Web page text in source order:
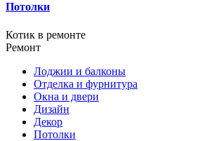
Потолки
Котик в ремонте
Ремонт
Лоджии и балконы
Отделка и фурнитура
Окна и двери
Дизайн
Декор
Потолки